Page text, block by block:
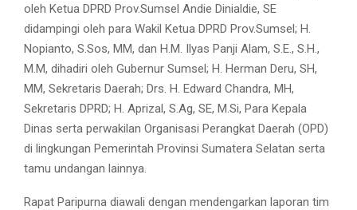
oleh Ketua DPRD Prov.Sumsel Andie Dinialdie, SE
didampingi oleh para Wakil Ketua DPRD Prov.Sumsel; H.
Nopianto, S.Sos, MM, dan H.M. Ilyas Panji Alam, S.E., S.H.,
M.M, dihadiri oleh Gubernur Sumsel; H. Herman Deru, SH,
MM, Sekretaris Daerah; Drs. H. Edward Chandra, MH,
Sekretaris DPRD; H. Aprizal, S.Ag, SE, M.Si, Para Kepala
Dinas serta perwakilan Organisasi Perangkat Daerah (OPD)
di lingkungan Pemerintah Provinsi Sumatera Selatan serta
tamu undangan lainnya.
Rapat Paripurna diawali dengan mendengarkan laporan tim